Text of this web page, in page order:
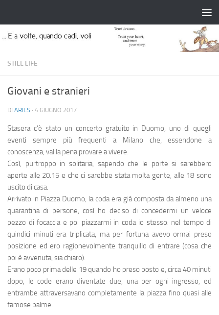
STILL LIFE
Giovani e stranieri
DI ARIES · 4 GIUGNO 2017
Stasera c’è stato un concerto gratuito in Duomo, uno di quegli
eventi sempre più frequenti a Milano che, essendone a
conoscenza, val la pena provare a vivere.
Così, purtroppo in solitaria, sapendo che le porte si sarebbero
aperte alle 20.15 e che ci sarebbe stata molta gente, alle 18 sono
uscito di casa.
Arrivato in Piazza Duomo, la coda era già composta da almeno una
quarantina di persone, così ho deciso di concedermi un veloce
pezzo di focaccia e poi piazzarmi in coda io stesso: nel tempo di
quindici minuti era triplicata, ma per fortuna avevo ormai preso
posizione ed ero ragionevolmente tranquillo di entrare (cosa che
poi è avvenuta, sia chiaro).
Erano poco prima delle 19 quando ho preso posto e, circa 40 minuti
dopo, le code erano diventate due, una per ogni ingresso, ed
entrambe attraversavano completamente la piazza fino quasi alle
famose palme.